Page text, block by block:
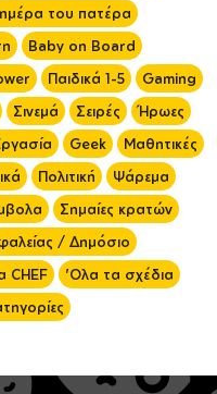
του πατέρα
Baby on Board
Παιδικά 1-5
Gaming
Σινεμά Σειρές
Ήρωες
Geek
Μαθητικές
Πολιτική
Ψάρεμα
Σημαίες κρατών
/ Δημόσιο
CHEF
'Ολα τα σχέδια